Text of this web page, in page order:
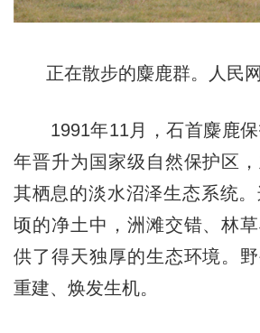
正在散步的麋鹿群。人民
1991年11月，石首麋鹿保
年晋升为国家级自然保护区
其栖息的淡水沼泽生态系统
顷的净土中，洲滩交错、林
供了得天独厚的生态环境。
重建、焕发生机。